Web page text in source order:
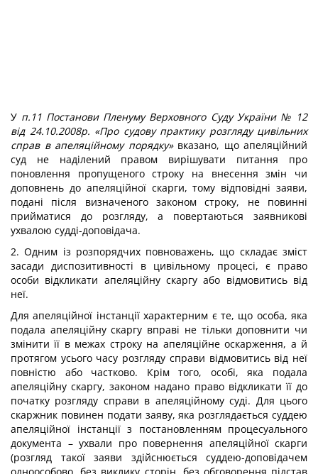
У п.11 Постанови Пленуму Верховного Суду України № 12
від 24.10.2008р. «Про судову практику розгляду цивільних
справ в апеляційному порядку»вказано, що апеляційний
суд не наділений правом вирішувати питання про
поновлення пропущеного строку на внесення змін чи
доповнень до апеляційної скарги, тому відповідні заяви,
подані після визначеного законом строку, не повинні
прийматися до розгляду, а повертаються заявникові
ухвалою судді-доповідача.
2. Одним із розпорядчих повноважень, що складає зміст
засади диспозитивності в цивільному процесі, є право
особи відкликати апеляційну скаргу або відмовитись від
неї.
Для апеляційної інстанції характерним є те, що особа, яка
подала апеляційну скаргу вправі не тільки доповнити чи
змінити її в межах строку на апеляційне оскарження, а й
протягом усього часу розгляду справи відмовитись від неї
повністю або частково. Крім того, особі, яка подала
апеляційну скаргу, законом надано право відкликати її до
початку розгляду справи в апеляційному суді. Для цього
скаржник повинен подати заяву, яка розглядається суддею
апеляційної інстанції з постановленням процесуального
документа – ухвали про повернення апеляційної скарги
(розгляд такої заяви здійснюється суддею-доповідачем